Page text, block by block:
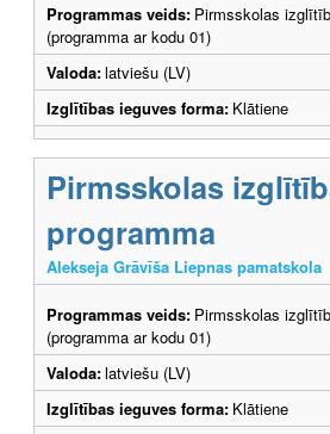
Programmas veids: Pirmsskolas
(programma ar kodu 01)
Valoda:latviešu (LV)
Izglītības ieguves forma: Klātiene
Pirmsskolas
programma
Alekseja Grāvīša Liepnas pamatskola
Programmas veids: Pirmsskolas
(programma ar kodu 01)
Valoda:latviešu (LV)
Izglītības ieguves forma: Klātiene